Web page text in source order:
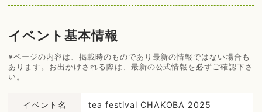
イベント基本情報
※ページの内容は、掲載時のものであり最新の情報ではない場合も
あります。お出かけされる際は、最新の公式情報を必ずご確認下さ
い。
イベント名 tea festival CHAKOBA 2025